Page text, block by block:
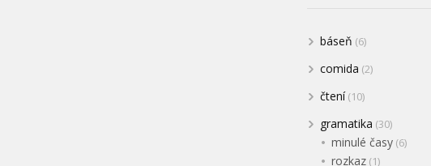
báseň (6)
comida (2)
čtení(10)
gramatika (30)
minulé časy(6)
rozkaz(1)